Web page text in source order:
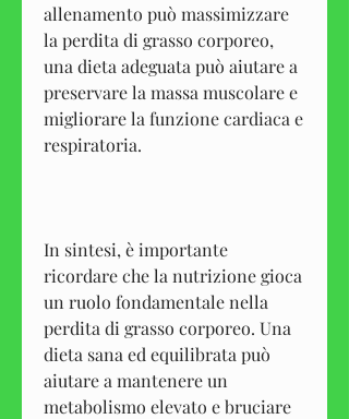
allenamento può massimizzare
la perdita di grasso corporeo,
una dieta adeguata può aiutare a
preservare la massa muscolare e
migliorare la funzione cardiaca e
respiratoria.
In sintesi, è importante
ricordare che la nutrizione gioca
un ruolo fondamentale nella
perdita di grasso corporeo. Una
dieta sana ed equilibrata può
aiutare a mantenere un
metabolismo elevato e bruciare